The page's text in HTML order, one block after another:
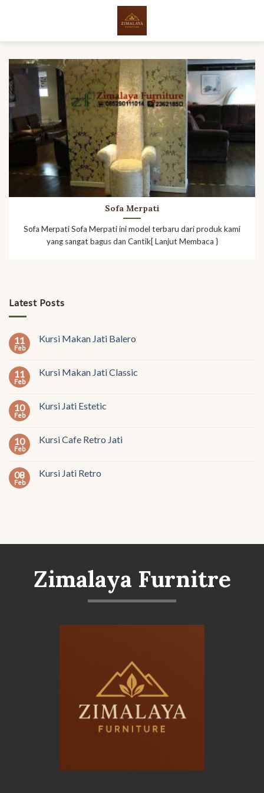
Latest Posts
11
Feb
Kursi Makan Jati Balero
11
Feb
Kursi Makan Jati Classic
10
Feb
Kursi Jati Estetic
10
Feb
Kursi Cafe Retro Jati
08
Feb
Kursi Jati Retro
Sofa Merpati
Sofa Merpati Sofa Merpati ini model terbaru dari produk kami
yang sangat bagus dan Cantik[ Lanjut Membaca }
Zimalaya Furnitre